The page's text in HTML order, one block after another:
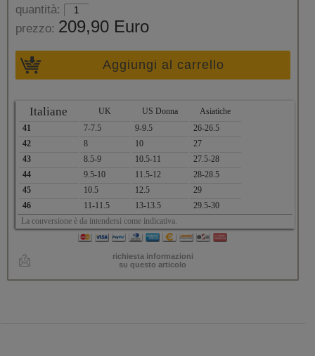
quantità:
prezzo: 209,90 Euro
Aggiungi al carrello
Italiane UK US Donna
Asiatiche
41
7-7.5 9-9.5
26-26.5
42
8 10
27
43
8.5-9 10.5-11
27.5-28
44
9.5-10 11.5-12
28-28.5
45
10.5 12.5
29
46
11-11.5 13-13.5
29.5-30
La conversione è da intendersi come indicativa.
richiesta informazioni
su questo articolo